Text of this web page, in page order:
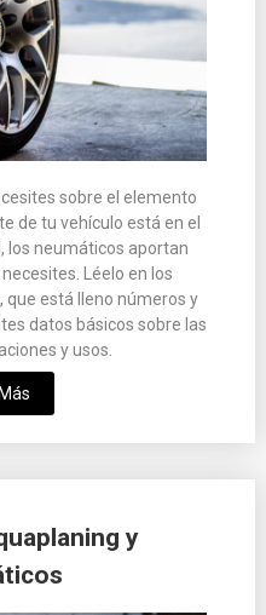
sobre el elemento
de tu vehículo está en el
los neumáticos aportan
Léelo en los
que está lleno números y
datos básicos sobre las
y usos.
y